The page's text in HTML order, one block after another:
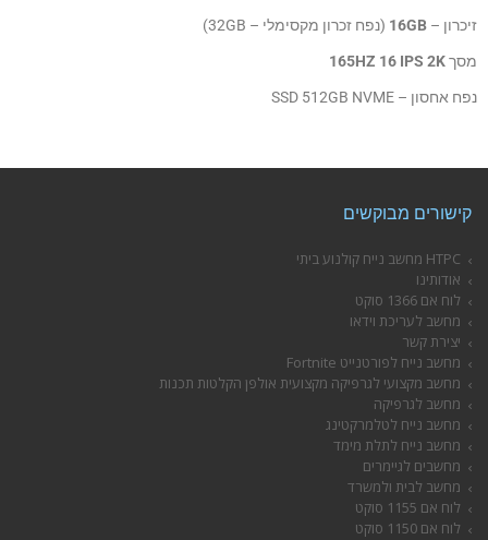
זיכרון – 16GB (נפח זכרון מקסימלי – 32GB)
מסך165HZ 16 IPS 2K
נפח אחסון – SSD 512GB NVME
קישורים מבוקשים
HTPC מחשב נייח קולנוע ביתי
אודותינו
לוח אם 1366 סוקט
מחשב לעריכת וידאו
יצירת קשר
מחשב נייח לפורטנייט Fortnite
מחשב מקצועי לגרפיקה מקצועית אולפן הקלטות תכנות
מחשב לגרפיקה
מחשב נייח לטלמרקטינג
מחשב נייח לתלת מימד
מחשבים לגיימרים
מחשב לבית ולמשרד
לוח אם 1155 סוקט
לוח אם 1150 סוקט